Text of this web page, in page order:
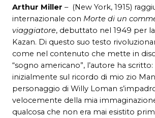
Arthur Miller – (New York, 1915)
internazionale con Morte di un
viaggiatore, debuttato nel 1949 per
Kazan. Di questo suo testo
come nel contenuto che mette in
“sogno americano”, l’autore ha
inizialmente sul ricordo di mio zio
personaggio di Willy Loman
velocemente della mia
qualcosa che non era mai esistito